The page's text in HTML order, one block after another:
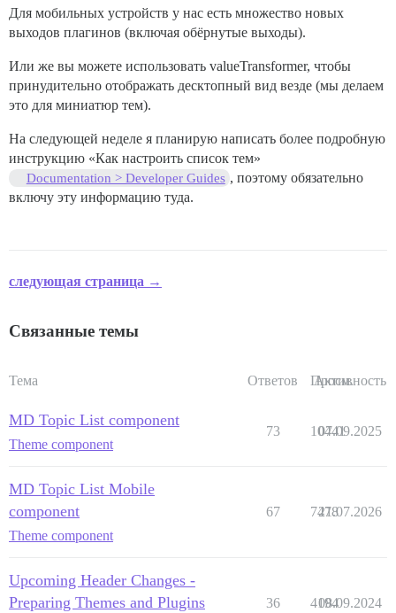
Для мобильных устройств у нас есть множество новых
выходов плагинов (включая обёрнутые выходы).
Или же вы можете использовать valueTransformer, чтобы
принудительно отображать десктопный вид везде (мы делаем
это для миниатюр тем).
На следующей неделе я планирую написать более подробную
инструкцию «Как настроить список тем»
Documentation > Developer Guides , поэтому обязательно
включу эту информацию туда.
следующая страница →
Связанные темы
Тема Ответов Просм.
Активность
MD Topic List component
Theme component
73 10441
07.09.2025
MD Topic List Mobile
component
Theme component
67 7478
21.07.2026
Upcoming Header Changes -
Preparing Themes and Plugins
36 4194
08.09.2024